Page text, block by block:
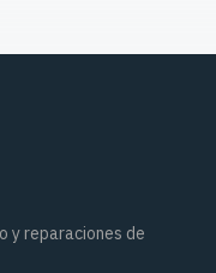
y reparaciones de